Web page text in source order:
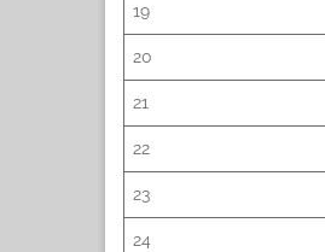
19
20
21
22
23
24